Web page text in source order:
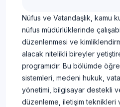
Nüfus ve Vatandaşlık, kamu
nüfus müdürlüklerinde
düzenlenmesi ve
alacak nitelikli bireyler
programıdır. Bu bölümde
sistemleri, medeni hukuk,
yönetimi, bilgisayar destekli
düzenleme, iletişim teknikleri